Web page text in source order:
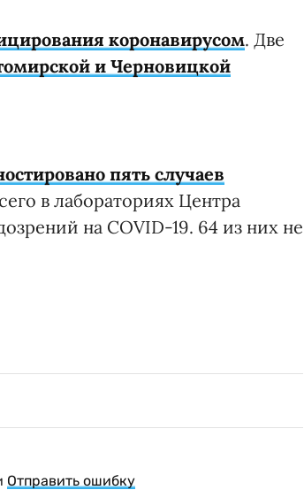
коронавирусом. Две
и Черновицкой
пять случаев
в лабораториях Центра
на COVID-19. 64 из них не
Отправить ошибку